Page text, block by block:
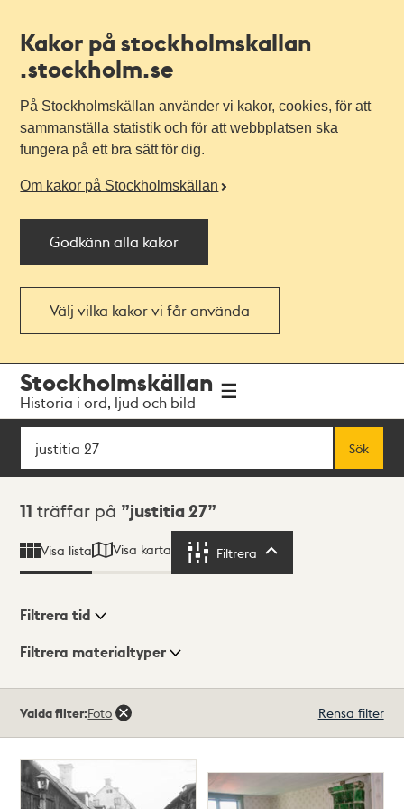
Kakor på stockholmskallan
.stockholm.se
På Stockholmskällan använder vi kakor, cookies, för att
sammanställa statistik och för att webbplatsen ska
fungera på ett bra sätt för dig.
Om kakor på Stockholmskällan
Godkänn alla kakor
Välj vilka kakor vi får använda
navigationen
huvudinnehållet
Stockholmskällan
Historia i ord, ljud och bild
Sök
Sök
Sökresultat
11 träffar på justitia 27
Visa lista Visa karta Filtrera
Visningsläge
Filtrera tid
Filtrera materialtyper
träffar
Valda filter:Foto Rensa filter